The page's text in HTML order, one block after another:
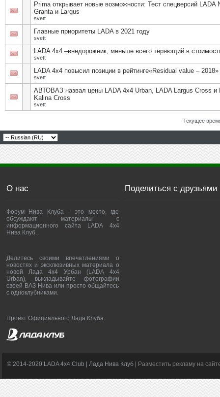
Prima открывает новые возможности: Тест спецверсий LADA
Granta и Largus
svett
Главные приоритеты LADA в 2021 году
svett
LADA 4x4 –внедорожник, меньше всего теряющий в
svett
LADA 4x4 повысил позиции в рейтинге«Residual value – 2018»
svett
АВТОВАЗ назвал цены LADA 4х4 Urban, LADA Largus Cross и
Kalina Cross
svett
Текущее
О нас
Форум Нива Клуба - это место, где
обсуждают материалы с
информационного сайта LADA 4x4
Нива Клуб.
Делитесь своими впечатлениями о
новостях и эксклюзивных материала о
новой Лада 4х4 Урбан (LADA 4x4
Urban), выкладывайте фотографии
своей ВАЗ Нива или просто общайтесь
с одноклубниками.
Проект Официального Лада Клуба
Поделиться с друзьями
© 2014-2020 LADA 4x4 Club | Лада Нива Клуб | Разместить рекламу на